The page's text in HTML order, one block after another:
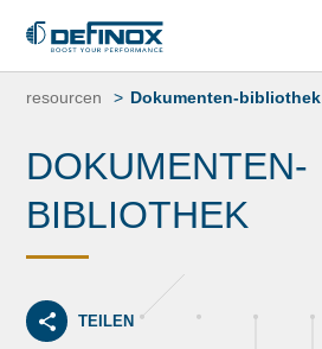
Zum
unsereDokumentenbibliothek
resourcen Dokumenten-bibliothek
DOKUMENTEN-
BIBLIOTHEK
TEILEN